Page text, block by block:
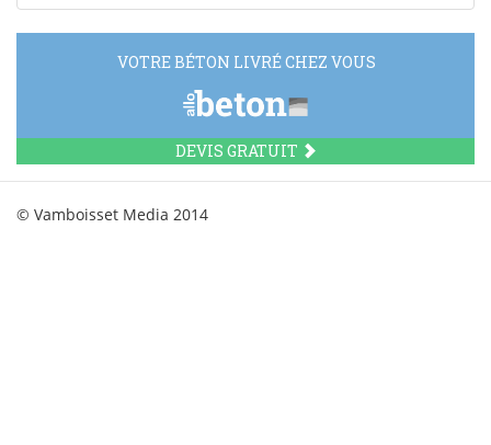
VOTRE BÉTON LIVRÉ CHEZ VOUS
DEVIS GRATUIT
© Vamboisset Media 2014